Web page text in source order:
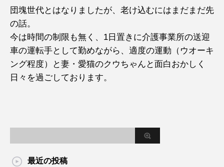
団塊世代とはなりましたが、老け込むにはまだまだ先
の話。
今は時間の制限も無く、1日置きに介護事業所の送迎
車の運転手として勤めながら、適度の運動（ウオーキ
ング程度）と妻・愛猫のクウちゃんと面白おかしく
日々を過ごしております。
最近の投稿